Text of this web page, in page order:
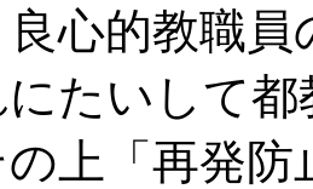
心的教職
たいして
の上「再発